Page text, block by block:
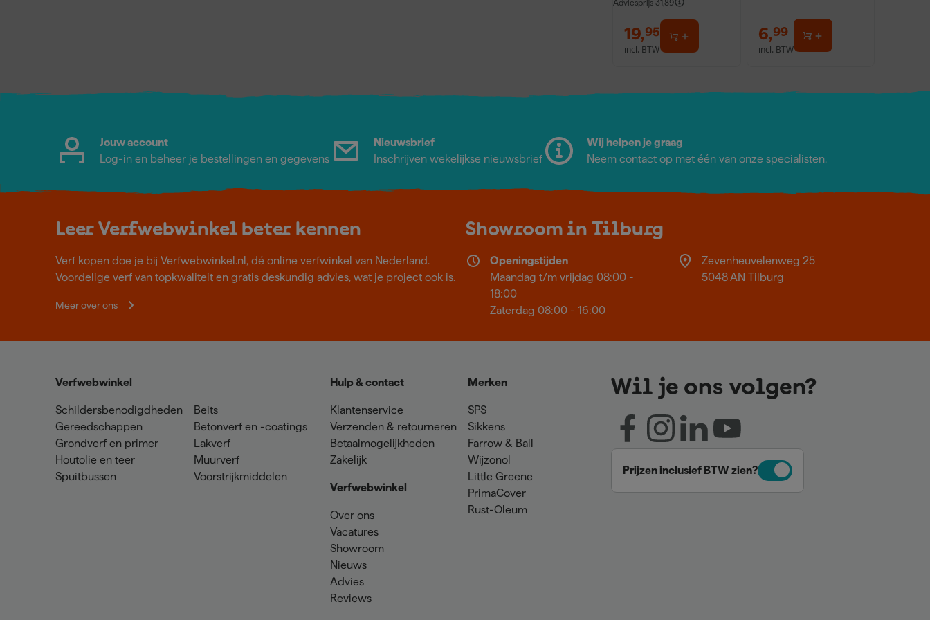
Adviesprijs 31,89
19,95
incl. BTW
6,99
incl. BTW
Jouw account
Log-in en beheer je bestellingen en gegevens
Nieuwsbrief
Inschrijven wekelijkse nieuwsbrief
Wij helpen je graag
Neem contact op met één van onze specialisten.
Leer Verfwebwinkel beter kennen
Verf kopen doe je bij Verfwebwinkel.nl, dé online verfwinkel van Nederland.
Voordelige verf van topkwaliteit en gratis deskundig advies, wat je project ook is.
Meer over ons
Showroom in Tilburg
Openingstijden
Maandag t/m vrijdag 08:00 -
18:00
Zaterdag 08:00 - 16:00
Zevenheuvelenweg 25
5048 AN Tilburg
Verfwebwinkel
Schildersbenodigdheden
Gereedschappen
Grondverf en primer
Houtolie en teer
Spuitbussen
Beits
Betonverf en -coatings
Lakverf
Muurverf
Voorstrijkmiddelen
Hulp & contact
Klantenservice
Verzenden & retourneren
Betaalmogelijkheden
Zakelijk
Verfwebwinkel
Over ons
Vacatures
Showroom
Nieuws
Advies
Reviews
Merken
SPS
Sikkens
Farrow & Ball
Wijzonol
Little Greene
PrimaCover
Rust-Oleum
Wil je ons volgen?
Prijzen inclusief BTW zien?